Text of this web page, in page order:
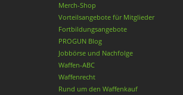
Merch-Shop
Vorteilsangebote für Mitglieder
Fortbildungsangebote
PROGUN Blog
Jobbörse und Nachfolge
Waffen-ABC
Waffenrecht
Rund um den Waffenkauf